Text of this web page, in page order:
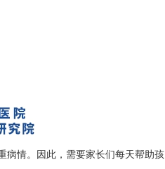
病情。因此，需要家长们每天帮助孩